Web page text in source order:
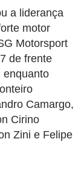
a liderança
motor
Motorsport
de frente
enquanto
Camargo,
Cirino
Zini e Felipe